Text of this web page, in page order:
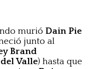
murió Dain Pie
junto al
Brand
Valle) hasta que